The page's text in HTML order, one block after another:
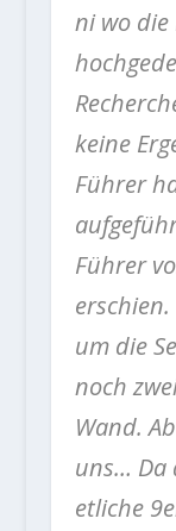
ni wo die
keine
Führer
Führer
um die
noch
Wand.
uns… Da
etliche